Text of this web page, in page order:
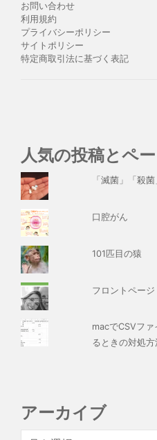
お問い合わせ
利用規約
プライバシーポリシー
サイトポリシー
特定商取引法に基づく表記
人気の投稿とペ
「滅菌」「殺
口腔がん
101匹目の猿
フロントページ
macでCSVフ
るときの対処方
アーカイブ